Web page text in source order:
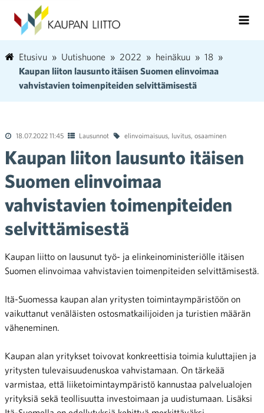
Etusivu Uutishuone 2022 heinäkuu
18
Kaupan liiton lausunto itäisen Suomen elinvoimaa
vahvistavien toimenpiteiden selvittämisestä
18.07.2022 11:45 Lausunnot elinvoimaisuus, luvitus, osaaminen
Kaupan liiton lausunto itäisen
Suomen elinvoimaa
vahvistavien toimenpiteiden
selvittämisestä
Kaupan liitto on lausunut työ- ja elinkeinoministeriölle itäisen
Suomen elinvoimaa vahvistavien toimenpiteiden selvittämisestä.
Itä-Suomessa kaupan alan yritysten toimintaympäristöön on
vaikuttanut venäläisten ostosmatkailijoiden ja turistien määrän
väheneminen.
Kaupan alan yritykset toivovat konkreettisia toimia kuluttajien ja
yritysten tulevaisuudenuskoa vahvistamaan. On tärkeää
varmistaa, että liiketoimintaympäristö kannustaa palvelualojen
yrityksiä sekä teollisuutta investoimaan ja uudistumaan. Lisäksi